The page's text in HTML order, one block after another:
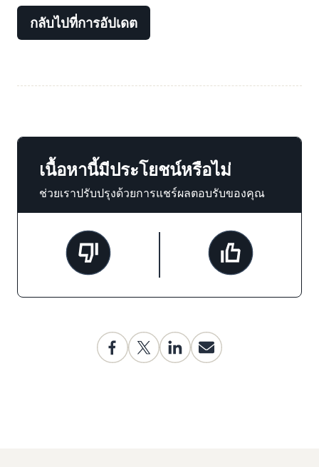
กลับไปที่การอัปเดต
เนื้อหานี้มีประโยชน์หรือไม่
ช่วยเราปรับปรุงด้วยการแชร์ผลตอบรับของคุณ